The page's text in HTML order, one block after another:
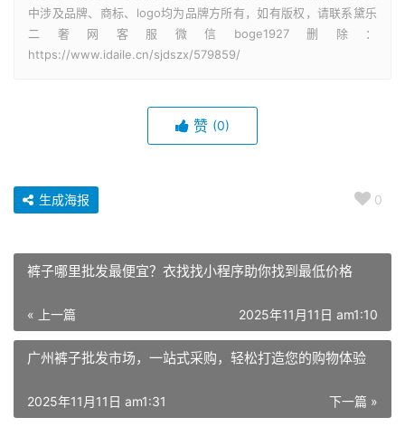
中涉及品牌、商标、logo均为品牌方所有，如有版权，请联系黛乐
二奢网客服微信boge1927删除：
https://www.idaile.cn/sjdszx/579859/
赞 (0)
0
生成海报
裤子哪里批发最便宜？衣找找小程序助你找到最低价格
« 上一篇 2025年11月11日 am1:10
广州裤子批发市场，一站式采购，轻松打造您的购物体验
下一篇 »
2025年11月11日 am1:31